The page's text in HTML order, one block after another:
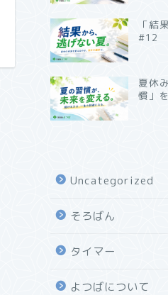
「結
#12
夏休
慣」
Uncategorized
そろばん
タイマー
よつばについて